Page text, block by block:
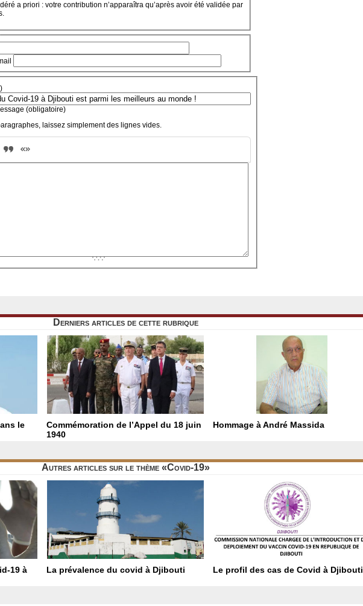
a priori : votre contribution n’apparaîtra qu’après avoir été validée par
(obligatoire)
laissez simplement des lignes vides.
Derniers articles de cette rubrique
le
Commémoration de l’Appel du 18 juin
1940
Hommage à André Massida
Autres articles sur le thème «Covid-19»
19 à
La prévalence du covid à Djibouti Le profil des cas de Covid à Djibouti